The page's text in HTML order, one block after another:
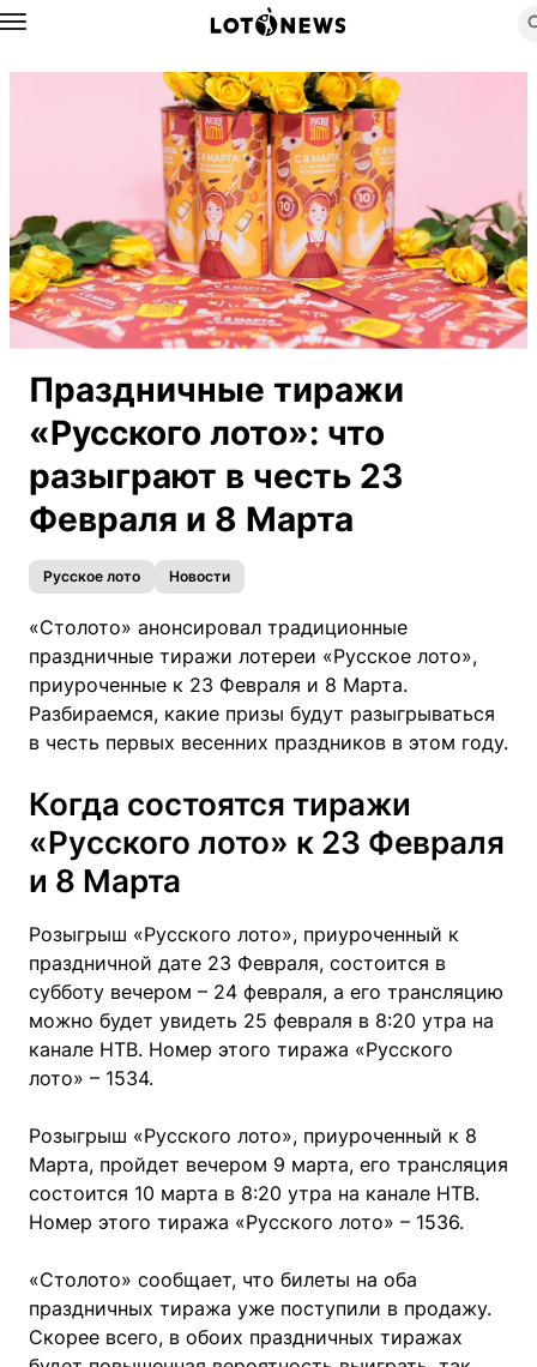
Назад
Праздничные тиражи
«Русского лото»: что
разыграют в честь 23
Февраля и 8 Марта
Русское лото Новости
«Столото» анонсировал традиционные
праздничные тиражи лотереи «Русское лото»,
приуроченные к 23 Февраля и 8 Марта.
Разбираемся, какие призы будут разыгрываться
в честь первых весенних праздников в этом году.
Когда состоятся тиражи
«Русского лото» к 23 Февраля
и 8 Марта
Розыгрыш «Русского лото», приуроченный к
праздничной дате 23 Февраля, состоится в
субботу вечером – 24 февраля, а его трансляцию
можно будет увидеть 25 февраля в 8:20 утра на
канале НТВ. Номер этого тиража «Русского
лото» – 1534.
Розыгрыш «Русского лото», приуроченный к 8
Марта, пройдет вечером 9 марта, его трансляция
состоится 10 марта в 8:20 утра на канале НТВ.
Номер этого тиража «Русского лото» – 1536.
«Столото» сообщает, что билеты на оба
праздничных тиража уже поступили в продажу.
Скорее всего, в обоих праздничных тиражах